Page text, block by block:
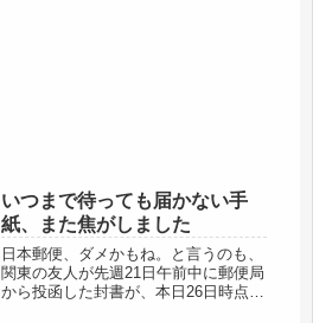
いつまで待っても届かない手
紙、また焦がしました
日本郵便、ダメかもね。と言うのも、
関東の友人が先週21日午前中に郵便局
から投函した封書が、本日26日時点で